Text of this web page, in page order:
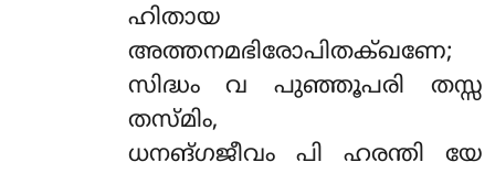
ഹിതായ
അത്തനമഭിരോപിതക്ഖണേ;
സിദ്ധം വ പുഞ്ഞൂപരി തസ്സ
തസ്മിം,
ധനങ്ഗജീവം പി ഹരന്തി യേ